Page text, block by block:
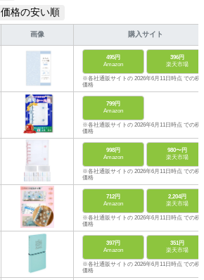
価格の安い順
画像 購入サイト
495円
Amazon
396円
楽天市場
※各社通販サイトの 2026年6月11日時点 での税
価格
799円
Amazon
※各社通販サイトの 2026年6月11日時点 での税
価格
998円
Amazon
980〜円
楽天市場
※各社通販サイトの 2026年6月11日時点 での税
価格
712円
Amazon
2,204円
楽天市場
※各社通販サイトの 2026年6月11日時点 での税
価格
397円
Amazon
351円
楽天市場
※各社通販サイトの 2026年6月11日時点 での税
価格